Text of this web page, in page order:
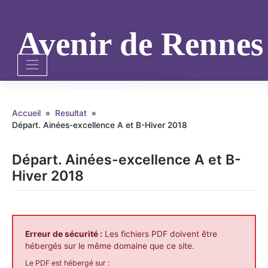
Avenir de
Accueil » Resultat »
Départ. Ainées-excellence A et B-Hiver 2018
Départ. Ainées-excellence A et B-
Hiver 2018
Erreur de sécurité : Les fichiers PDF doivent être
hébergés sur le même domaine que ce site.
Le PDF est hébergé sur :